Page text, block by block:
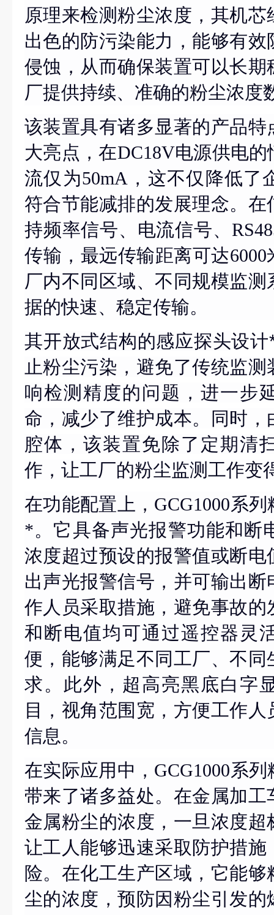
原理来检测粉尘浓度，其机
出色的防污染能力，能够有
侵蚀，从而确保装置可以长
厂提供持续、准确的粉尘浓度
该装置具有诸多显著的产品
大亮点，在DC18V电源供电
流仅为50mA，这不仅降低了
符合节能减排的发展理念。
持频率信号、电流信号、
传输，最远传输距离可达
厂内不同区域、不同规模监
据的快速、稳定传输。
其开放式结构的感应探头设计
止粉尘污染，避免了传统监
响检测精度的问题，进一步
命，减少了维护成本。同时
腔体，该装置免除了定期清
作，让工厂的粉尘监测工作变
在功能配置上， GCG1000系
*。它具备声光报警功能和断
浓度超过预设的报警值或断
出声光报警信号，并可输出
作人员采取措施，避免事故
和断电值均可通过遥控器灵
便，能够满足不同工厂、不
求。此外，超高亮黑底白字
目，视角范围宽，方便工作
信息。
在实际应用中， GCG1000系
带来了诸多益处。在金属加
金属粉尘的浓度，一旦浓度
让工人能够迅速采取防护措
险。在化工生产区域，它能
尘的浓度，预防因粉尘引发